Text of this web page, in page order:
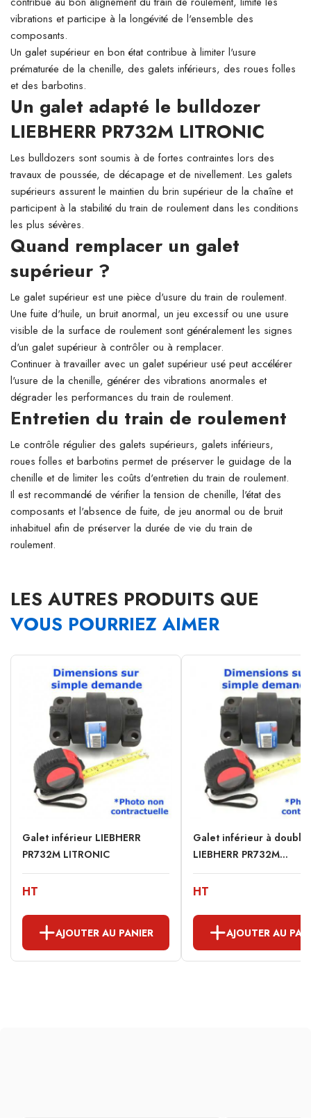
vibrations et participe à la longévité de l'ensemble des
composants.
Un galet supérieur en bon état contribue à limiter l'usure
prématurée de la chenille, des galets inférieurs, des roues folles
et des barbotins.
Un galet adapté le bulldozer
LIEBHERR PR732M LITRONIC
Les bulldozers sont soumis à de fortes contraintes lors des
travaux de poussée, de décapage et de nivellement. Les galets
supérieurs assurent le maintien du brin supérieur de la chaîne et
participent à la stabilité du train de roulement dans les conditions
les plus sévères.
Quand remplacer un galet
supérieur ?
Le galet supérieur est une pièce d'usure du train de roulement.
Une fuite d'huile, un bruit anormal, un jeu excessif ou une usure
visible de la surface de roulement sont généralement les signes
d'un galet supérieur à contrôler ou à remplacer.
Continuer à travailler avec un galet supérieur usé peut accélérer
l'usure de la chenille, générer des vibrations anormales et
dégrader les performances du train de roulement.
Entretien du train de roulement
Le contrôle régulier des galets supérieurs, galets inférieurs,
roues folles et barbotins permet de préserver le guidage de la
chenille et de limiter les coûts d'entretien du train de roulement.
Il est recommandé de vérifier la tension de chenille, l'état des
composants et l'absence de fuite, de jeu anormal ou de bruit
inhabituel afin de préserver la durée de vie du train de
roulement.
LES AUTRES PRODUITS QUE
VOUS POURRIEZ AIMER
Galet inférieur LIEBHERR
PR732M LITRONIC
HT
AJOUTER AU PANIER
Galet inférieur à
LIEBHERR PR732M...
HT
AJOUTER AU